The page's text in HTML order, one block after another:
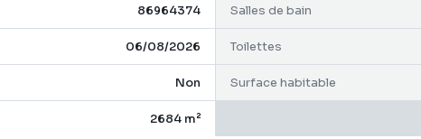
86964374 Salles de bain
06/08/2026 Toilettes
Non Surface habitable
2684 m²